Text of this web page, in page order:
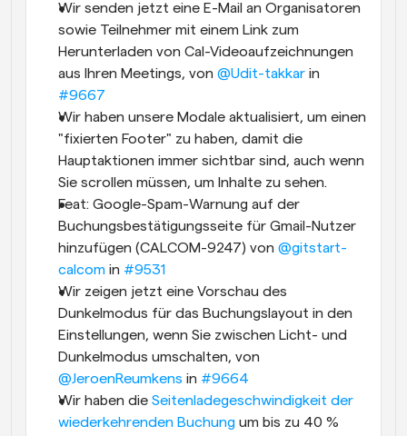
Wir senden jetzt eine E-Mail an Organisatoren
sowie Teilnehmer mit einem Link zum
Herunterladen von Cal-Videoaufzeichnungen
aus Ihren Meetings, von @Udit-takkar
#9667
Wir haben unsere Modale aktualisiert, um einen
"fixierten Footer" zu haben, damit die
Hauptaktionen immer sichtbar sind, auch wenn
Sie scrollen müssen, um Inhalte zu sehen.
Feat: Google-Spam-Warnung auf der
Buchungsbestätigungsseite für Gmail-Nutzer
hinzufügen (CALCOM-9247) von @gitstart-
calcom in #9531
Wir zeigen jetzt eine Vorschau des
Dunkelmodus für das Buchungslayout in den
Einstellungen, wenn Sie zwischen Licht- und
@JeroenReumkens in #9664
Wir haben die Seitenladegeschwindigkeit der
wiederkehrenden Buchung um bis zu 40 %